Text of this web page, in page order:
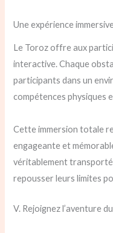
Une expérience
Le Toroz offre aux
interactive. Chaque
participants dans un
compétences physiques
Cette immersion totale
engageante et
véritablement
repousser leurs limites
V. Rejoignez l’aventure